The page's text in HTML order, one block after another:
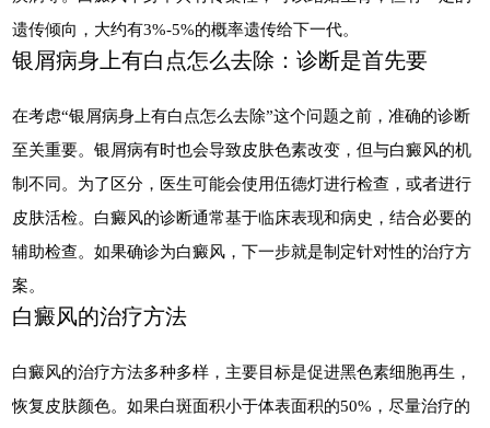
遗传倾向，大约有3%-5%的概率遗传给下一代。
银屑病身上有白点怎么去除：诊断是首先要
在考虑“银屑病身上有白点怎么去除”这个问题之前，准确的诊断
至关重要。银屑病有时也会导致皮肤色素改变，但与白癜风的机
制不同。为了区分，医生可能会使用伍德灯进行检查，或者进行
皮肤活检。白癜风的诊断通常基于临床表现和病史，结合必要的
辅助检查。如果确诊为白癜风，下一步就是制定针对性的治疗方
案。
白癜风的治疗方法
白癜风的治疗方法多种多样，主要目标是促进黑色素细胞再生，
恢复皮肤颜色。如果白斑面积小于体表面积的50%，尽量治疗的